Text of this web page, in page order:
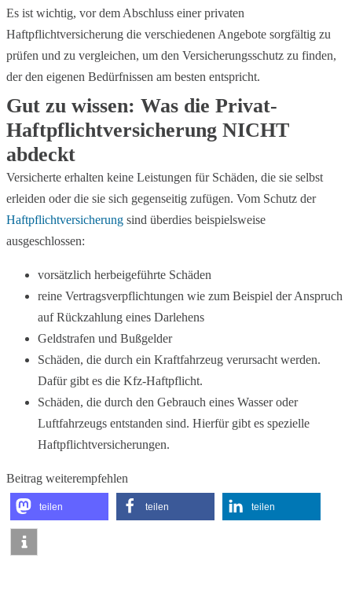
Es ist wichtig, vor dem Abschluss einer privaten
Haftpflichtversicherung die verschiedenen Angebote sorgfältig zu
prüfen und zu vergleichen, um den Versicherungsschutz zu finden,
der den eigenen Bedürfnissen am besten entspricht.
Gut zu wissen: Was die Privat-
Haftpflichtversicherung NICHT
abdeckt
Versicherte erhalten keine Leistungen für Schäden, die sie selbst
erleiden oder die sie sich gegenseitig zufügen. Vom Schutz der
Haftpflichtversicherung sind überdies beispielsweise
ausgeschlossen:
vorsätzlich herbeigeführte Schäden
reine Vertragsverpflichtungen wie zum Beispiel der Anspruch
auf Rückzahlung eines Darlehens
Geldstrafen und Bußgelder
Schäden, die durch ein Kraftfahrzeug verursacht werden.
Dafür gibt es die Kfz-Haftpflicht.
Schäden, die durch den Gebrauch eines Wasser­ oder
Luftfahrzeugs entstanden sind. Hierfür gibt es spezielle
Haftpflichtversicherungen.
Beitrag weiterempfehlen
teilen teilen teilen